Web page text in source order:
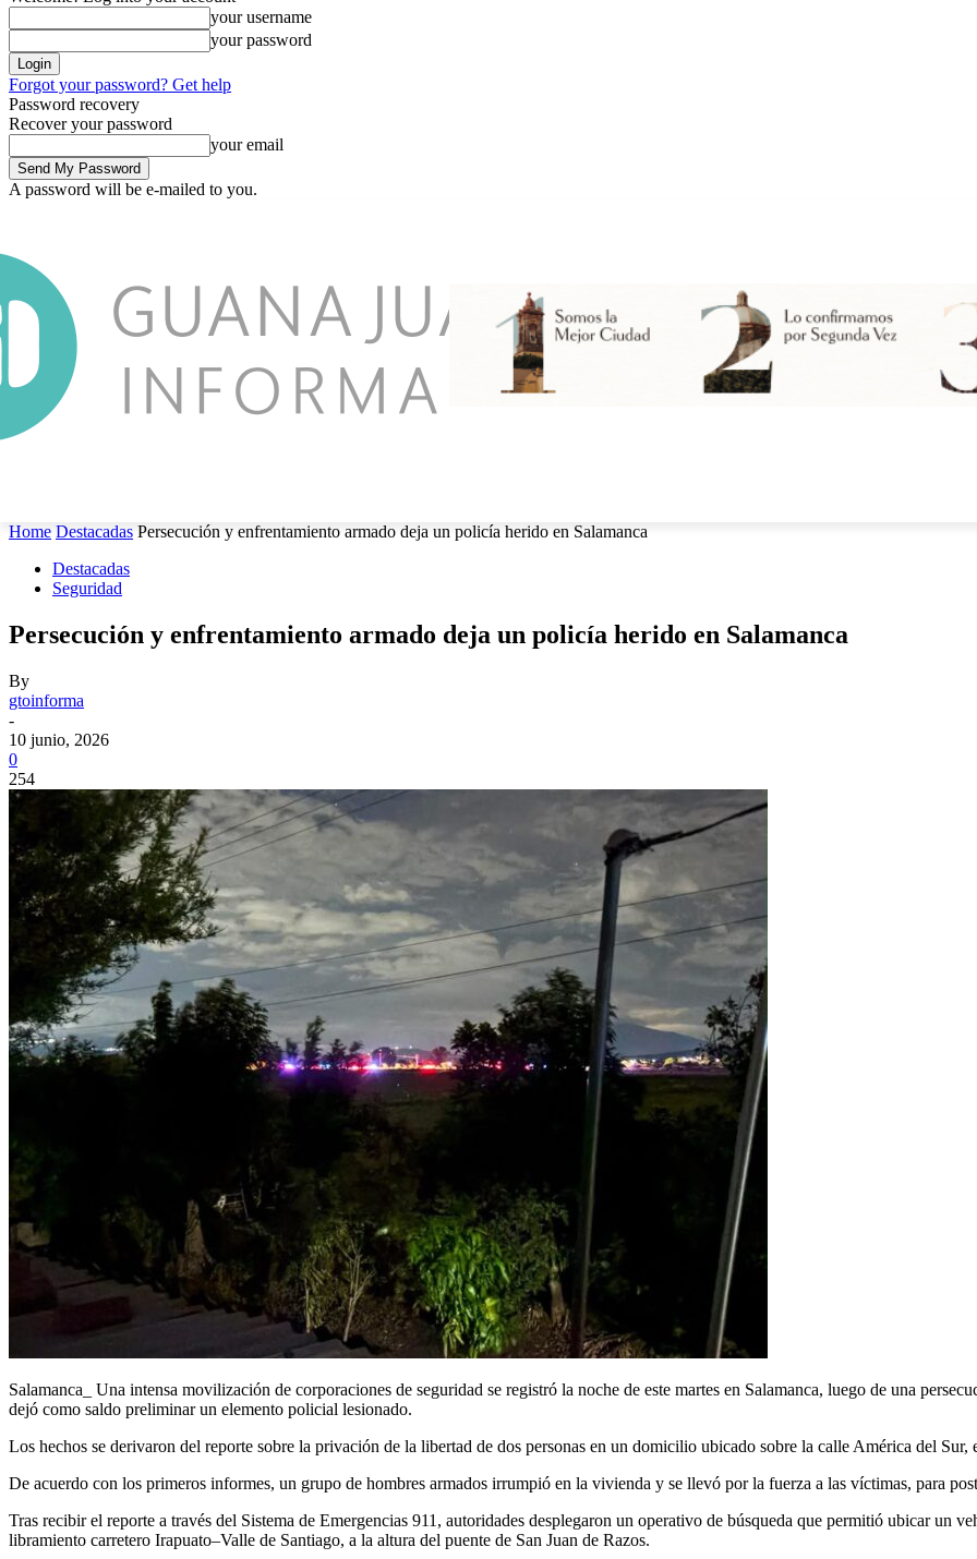
your username
your password
Forgot your password? Get help
Password recovery
Recover your password
your email
A password will be e-mailed to you.
Home Destacadas Persecución y enfrentamiento armado deja un policía herido en Salamanca
Destacadas
Seguridad
Persecución y enfrentamiento armado deja un policía herido en Salamanca
By
gtoinforma
-
10 junio, 2026
0
254
Salamanca_ Una intensa movilización de corporaciones de seguridad se registró la noche de este martes en Salamanca, luego de una
dejó como saldo preliminar un elemento policial lesionado.
Los hechos se derivaron del reporte sobre la privación de la libertad de dos personas en un domicilio ubicado sobre la calle América del Sur,
De acuerdo con los primeros informes, un grupo de hombres armados irrumpió en la vivienda y se llevó por la fuerza a las víctimas, para
Tras recibir el reporte a través del Sistema de Emergencias 911, autoridades desplegaron un operativo de búsqueda que permitió ubicar un
libramiento carretero Irapuato–Valle de Santiago, a la altura del puente de San Juan de Razos.